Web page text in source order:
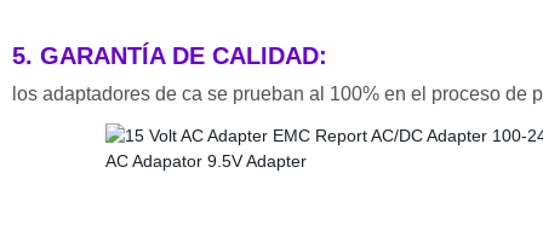
5. GARANTÍA DE CALIDAD:
los adaptadores de ca se prueban al 100% en el proceso de